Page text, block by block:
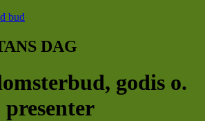
DAG
godis o.
presenter